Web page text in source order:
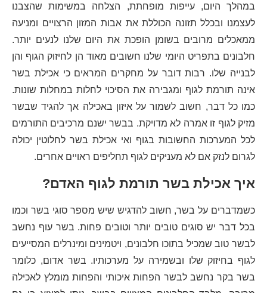
במהלך היום, עייפות מופחתת, הצלחה במשימות שהצבנו
לעצמנו ובכלל תזונה הכוללת את אבות המזון הרצויים ומניעה
ממאכלים מרובים בשומן הופכת את היום שלנו לנעים יותר.
חלבונים בתפריט היומי שלנו חשובים מאוד הן לחיזוק הגוף והן
לבנייה שלו. רבות דובר על מחקרים המראים כי אכילת בשר
אינה תורמת לגוף ומגבירה את הסיכוי לחלות במחלות שונות.
כמו כל דבר, חשוב לשמור על איזון באכילה אך להגיד שבשר
מזיק לגוף זו אמרה לא מדויקת. בבשר ישנם מרכיבים התורמים
לכל המערכות החשובות בגוף ואי אכילת בשר לחלוטין יכולה
לגרום לנזק אם לא מעניקים לגוף תחליפים ראויים אחרים.
איך אכילת בשר תורמת לגוף האדם?
כשמדברים על בשר, חשוב להדגיש שיש מספר סוגי בשר וכמו
בכל דבר יש סוגים טובים יותר וטובים פחות. בשר עוף נחשב
לבשר טוב שמכיל בתוכו חלבונים, ויטמינים ומינרלים המסייעים
לגוף בחיזוק שלו ובשמירה על מערכותיו. בשר אדום, כלומר
בשר בקר נחשב לבשר הפחות איכותי והפחות מומלץ לאכילה